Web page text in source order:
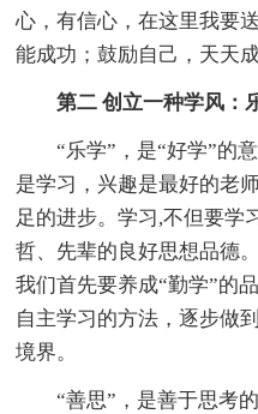
心，有信心，在这里我要
能成功；鼓励自己，天天
第二 创立一种学风：
“乐学”，是“好学”的意
是学习，兴趣是最好的老
足的进步。学习,不但要学
哲、先辈的良好思想品德
我们首先要养成“勤学”的
自主学习的方法，逐步做
境界。
“善思”，是善于思考的